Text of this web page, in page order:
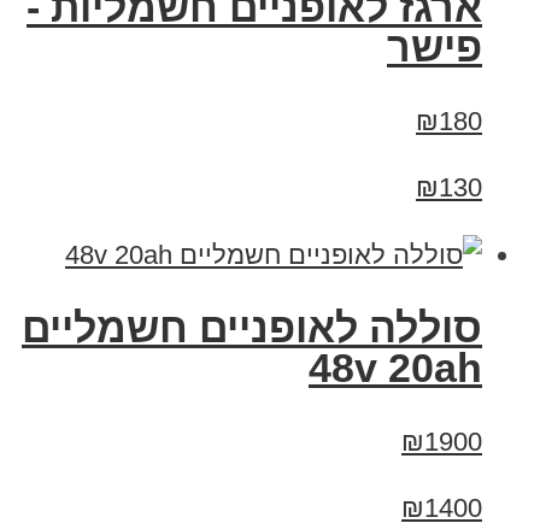
פישר
₪180
₪130
סוללה לאופניים חשמליים
48v 20ah
₪1900
₪1400